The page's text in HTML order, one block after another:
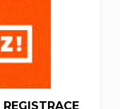
REGISTRACE